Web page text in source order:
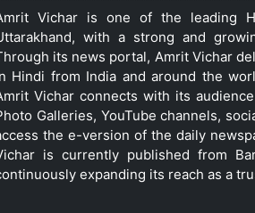
Vichar is one of the leading
with a strong and
its news portal, Amrit Vichar
Hindi from India and around the
Vichar connects with its
Galleries, YouTube channels,
the e-version of the daily
is currently published from
expanding its reach as a